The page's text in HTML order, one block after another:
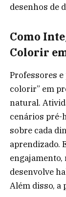
desenhos de
Como
Colorir
Professores
colorir” em
natural.
cenários
sobre cada
aprendizado.
desenvolve
Além disso,